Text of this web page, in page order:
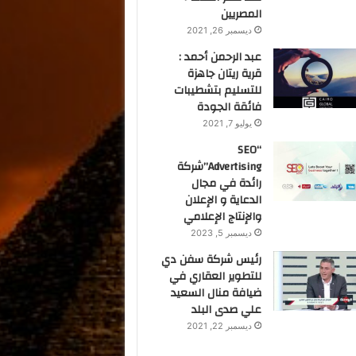
المصريين
ديسمبر 26, 2021
عبد الرحمن أحمد :
قرية ريتان جاهزة
للتسليم بتشطيبات
فائقة الجودة
يوليو 7, 2021
“SEO
Advertising”شركة
رائدة في مجال
الدعاية و الإعلان
والإنتاج الإعلامي
ديسمبر 5, 2023
رئيس شركة سفن دي
للتطوير العقاري في
ضيافة منال السعيد
علي صدى البلد
ديسمبر 22, 2021